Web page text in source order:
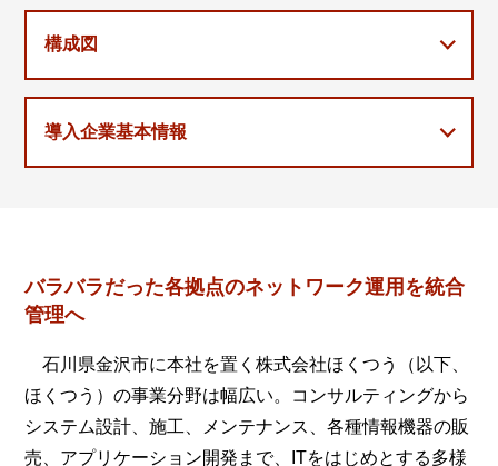
構成図
導入企業基本情報
バラバラだった各拠点のネットワーク運用を統合
管理へ
石川県金沢市に本社を置く株式会社ほくつう（以下、
ほくつう）の事業分野は幅広い。コンサルティングから
システム設計、施工、メンテナンス、各種情報機器の販
売、アプリケーション開発まで、ITをはじめとする多様